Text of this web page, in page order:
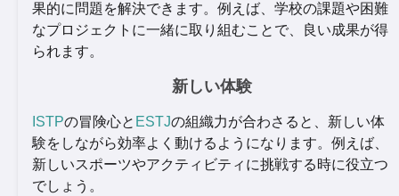
果的に問題を解決できます。例えば、学校の課題や困難
なプロジェクトに一緒に取り組むことで、良い成果が得
られます。
新しい体験
ISTPの冒険心と ESTJの組織力が合わさると、新しい体
験をしながら効率よく動けるようになります。例えば、
新しいスポーツやアクティビティに挑戦する時に役立つ
でしょう。